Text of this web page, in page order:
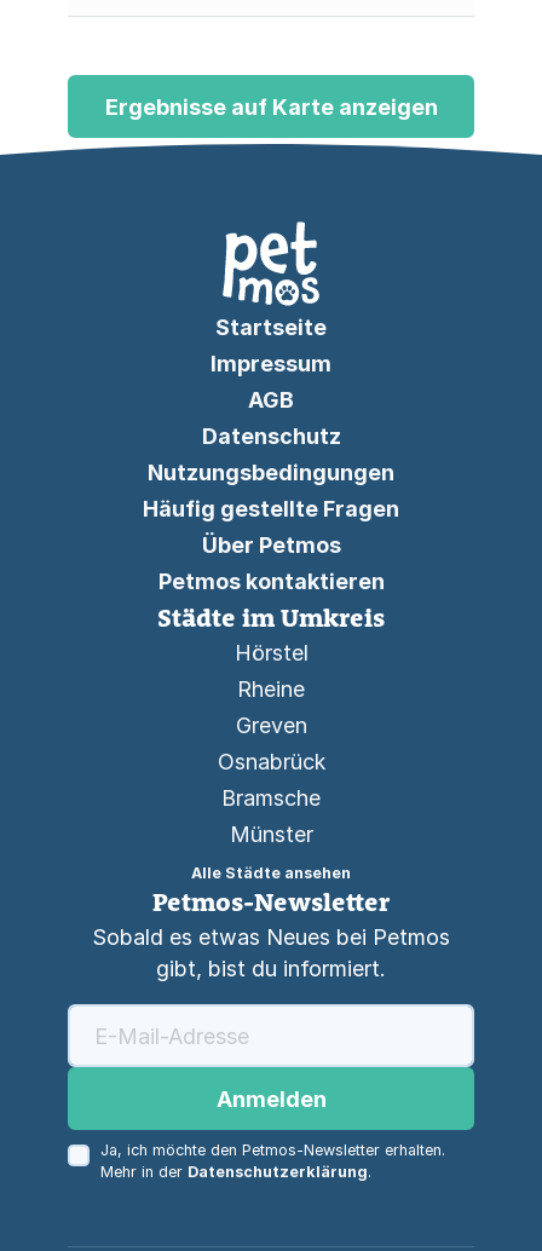
Ergebnisse auf Karte anzeigen
Startseite
Impressum
AGB
Datenschutz
Nutzungsbedingungen
Häufig gestellte Fragen
Über Petmos
Petmos kontaktieren
Städte im Umkreis
Hörstel
Rheine
Greven
Osnabrück
Bramsche
Münster
Alle Städte ansehen
Petmos-Newsletter
Sobald es etwas Neues bei Petmos
gibt, bist du informiert.
Anmelden
Ja, ich möchte den Petmos-Newsletter erhalten.
Mehr in der Datenschutzerklärung.